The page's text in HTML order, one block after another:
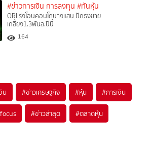
#ข่าวการเงิน การลงทุน #ทันหุ้น
ORIเร่งโอนคอนโดบางแสน ปักธงขาย
เกลี้ยง1.3พันล.ปีนี้
164
น #ข่าวเศรษฐกิจ #หุ้น #การเงิน
#ข่าวล่าสุด #ตลาดหุ้น